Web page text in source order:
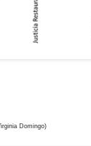
Domingo)